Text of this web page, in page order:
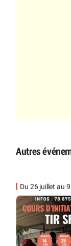
Autres
Du 26 juillet au